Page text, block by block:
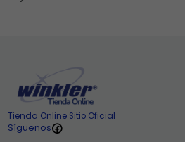
Tienda Online Sitio Oficial
Síguenos